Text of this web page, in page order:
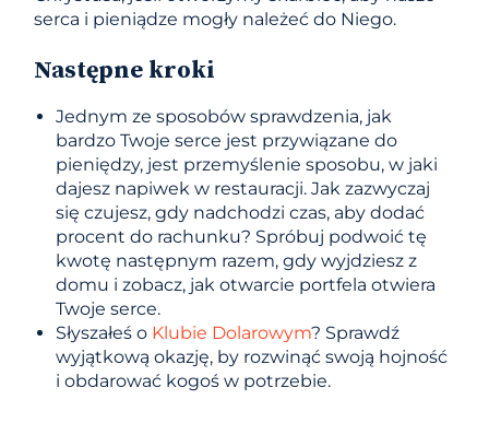
serca i pieniądze mogły należeć do Niego.
Następne kroki
Jednym ze sposobów sprawdzenia, jak
bardzo Twoje serce jest przywiązane do
pieniędzy, jest przemyślenie sposobu, w jaki
dajesz napiwek w restauracji. Jak zazwyczaj
się czujesz, gdy nadchodzi czas, aby dodać
procent do rachunku? Spróbuj podwoić tę
kwotę następnym razem, gdy wyjdziesz z
domu i zobacz, jak otwarcie portfela otwiera
Twoje serce.
Słyszałeś o Klubie Dolarowym? Sprawdź
wyjątkową okazję, by rozwinąć swoją hojność
i obdarować kogoś w potrzebie.